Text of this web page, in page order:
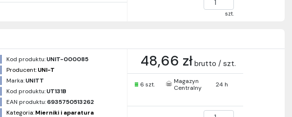
szt.
Kod produktu:UNIT-000085
Producent:UNI-T
Marka:UNITT
Kod produktu:UT131B
EAN produktu:6935750513262
Kategoria:Mierniki i aparatura
48,66 zł brutto / szt.
6 szt.
Magazyn
Centralny
24 h